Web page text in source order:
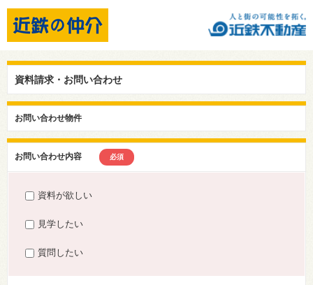
資料請求・お問い合わせ
お問い合わせ物件
お問い合わせ内容 必須
資料が欲しい
見学したい
質問したい